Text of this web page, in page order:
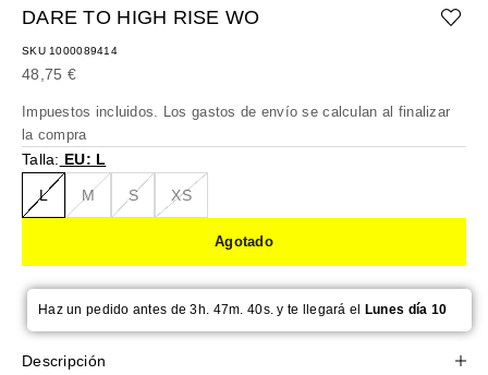
DARE TO HIGH RISE WO
SKU 1000089414
Precio de oferta
48,75 €
Impuestos incluidos. Los gastos de envío se calculan al finalizar
la compra
Talla: EU: L
L M S XS
Agotado
Haz un pedido antes de 3h. 47m. 40s. y te llegará el Lunes día 10
Descripción